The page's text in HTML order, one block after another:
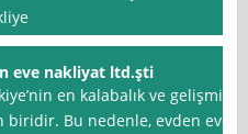
eve nakliyat ltd.şti
en kalabalık ve gelişmiş
Bu nedenle, evden eve